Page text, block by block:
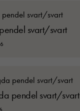
svart/svart
pendel svart/svart